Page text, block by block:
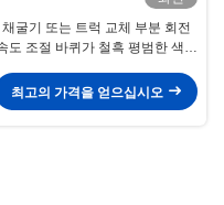
채굴기 또는 트럭 교체 부분 회전
도 조절 바퀴가 철흑 평범한 색상
최고의 가격을 얻으십시오